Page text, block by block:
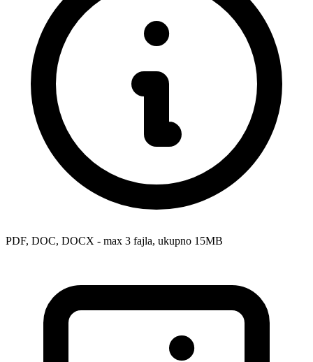
PDF, DOC, DOCX - max 3 fajla, ukupno 15MB